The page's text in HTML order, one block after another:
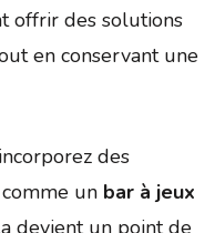
offrir des solutions
en conservant une
des
un bar à jeux
devient un point de